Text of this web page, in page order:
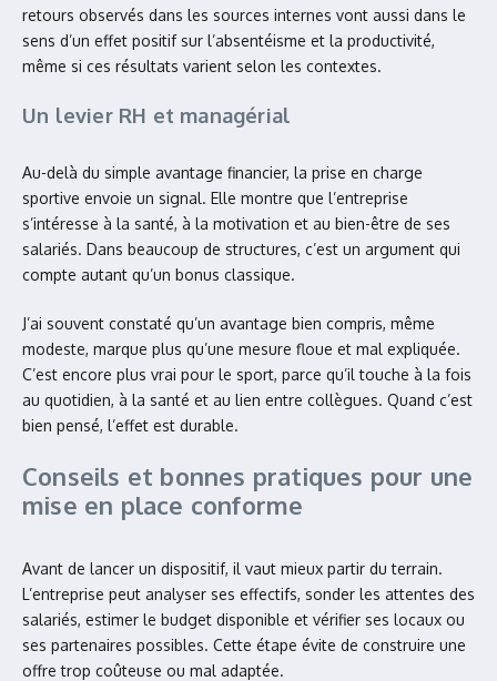
retours observés dans les sources internes vont aussi dans le
sens d’un effet positif sur l’absentéisme et la productivité,
même si ces résultats varient selon les contextes.
Un levier RH et managérial
Au-delà du simple avantage financier, la prise en charge
sportive envoie un signal. Elle montre que l’entreprise
s’intéresse à la santé, à la motivation et au bien-être de ses
salariés. Dans beaucoup de structures, c’est un argument qui
compte autant qu’un bonus classique.
J’ai souvent constaté qu’un avantage bien compris, même
modeste, marque plus qu’une mesure floue et mal expliquée.
C’est encore plus vrai pour le sport, parce qu’il touche à la fois
au quotidien, à la santé et au lien entre collègues. Quand c’est
bien pensé, l’effet est durable.
Conseils et bonnes pratiques pour une
mise en place conforme
Avant de lancer un dispositif, il vaut mieux partir du terrain.
L’entreprise peut analyser ses effectifs, sonder les attentes des
salariés, estimer le budget disponible et vérifier ses locaux ou
ses partenaires possibles. Cette étape évite de construire une
offre trop coûteuse ou mal adaptée.